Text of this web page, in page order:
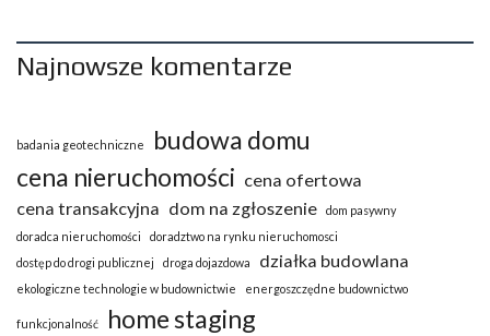
Najnowsze komentarze
badania geotechniczne
budowa domu
cena nieruchomości cena ofertowa
cena transakcyjna dom na zgłoszenie
dom pasywny
doradca nieruchomości
doradztwo na rynku nieruchomosci
dostęp do drogi publicznej
droga dojazdowa działka budowlana
ekologiczne technologie w budownictwie energoszczędne budownictwo
funkcjonalność
home staging